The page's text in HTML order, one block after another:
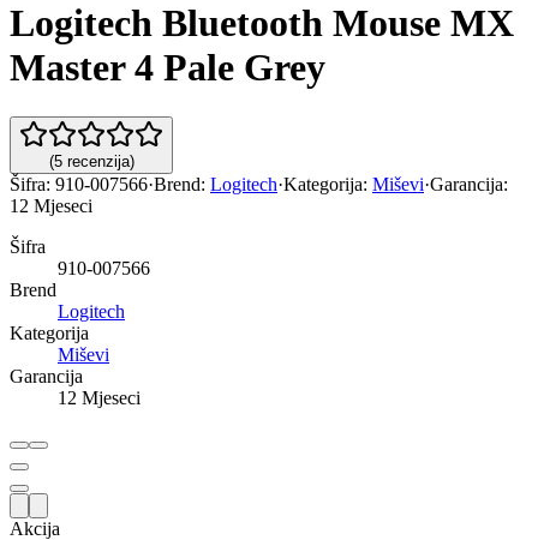
Logitech Bluetooth Mouse MX
Master 4 Pale Grey
(5 recenzija)
Šifra: 910-007566·Brend: Logitech·Kategorija: Miševi·Garancija:
12 Mjeseci
Šifra
910-007566
Brend
Logitech
Kategorija
Miševi
Garancija
12 Mjeseci
Akcija